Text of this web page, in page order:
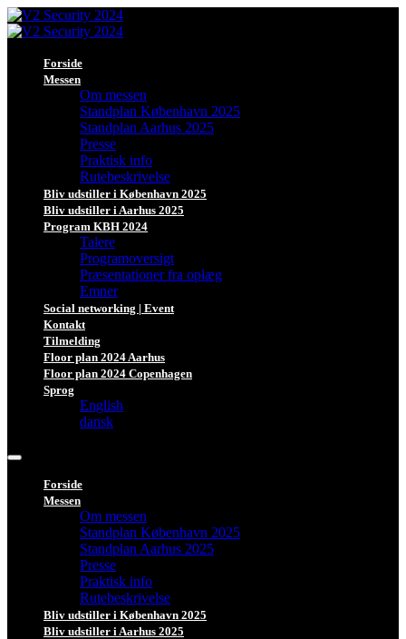
Forside
Messen
Om messen
Standplan København 2025
Standplan Aarhus 2025
Presse
Praktisk info
Rutebeskrivelse
Bliv udstiller i København 2025
Bliv udstiller i Aarhus 2025
Program KBH 2024
Talere
Programoversigt
Præsentationer fra oplæg
Emner
Social networking | Event
Kontakt
Tilmelding
Floor plan 2024 Aarhus
Floor plan 2024 Copenhagen
Sprog
English
dansk
Forside
Messen
Om messen
Standplan København 2025
Standplan Aarhus 2025
Presse
Praktisk info
Rutebeskrivelse
Bliv udstiller i København 2025
Bliv udstiller i Aarhus 2025